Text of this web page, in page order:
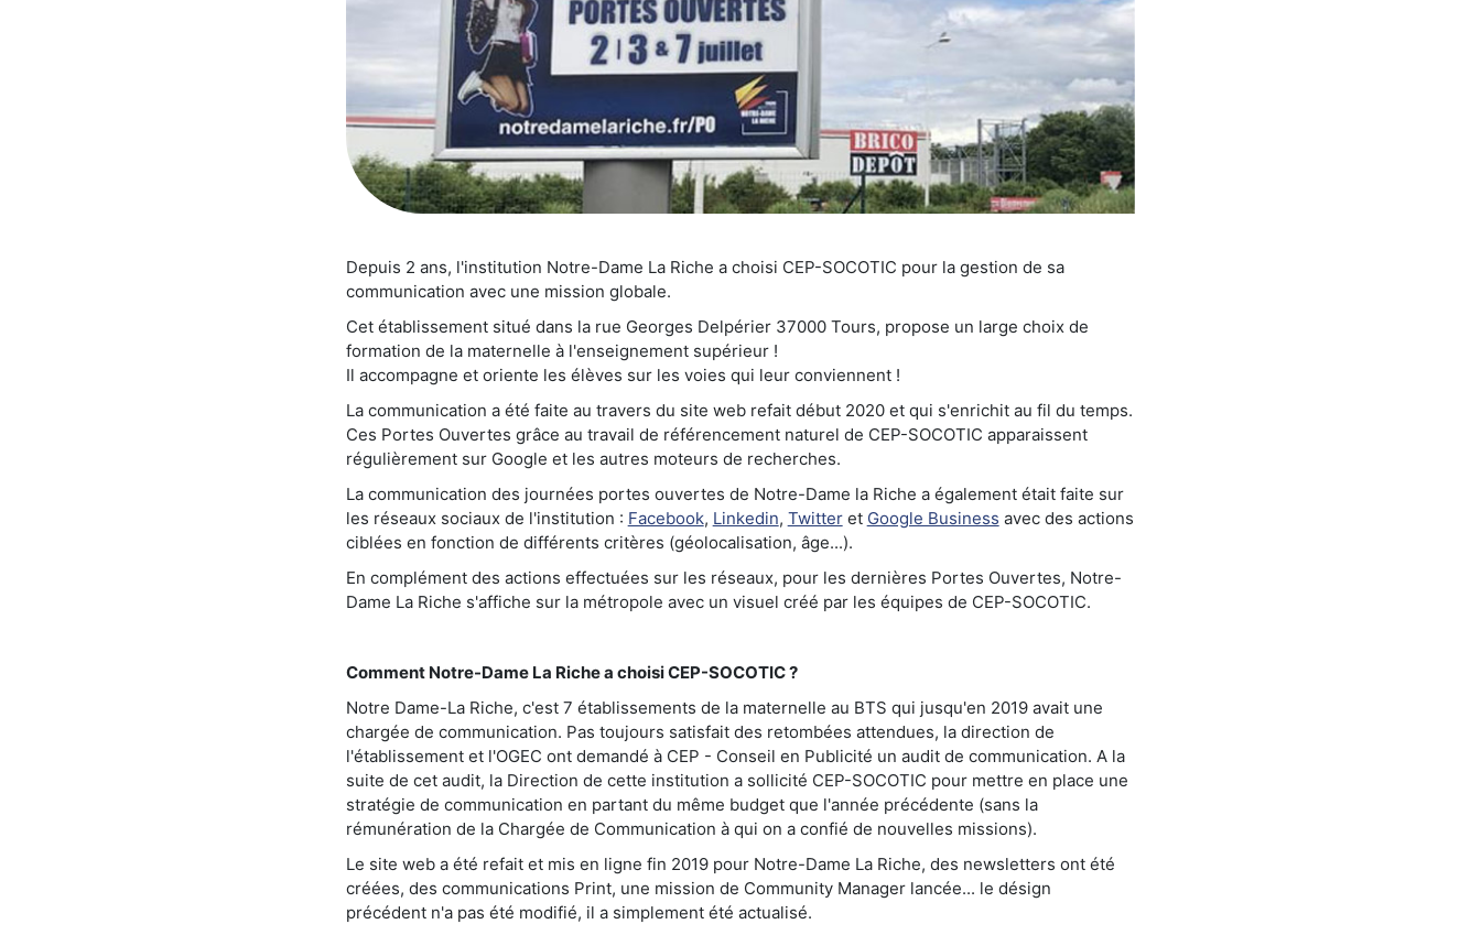
Depuis 2 ans, l'institution Notre-Dame La Riche a choisi CEP-SOCOTIC pour la gestion de sa
communication avec une mission globale.
Cet établissement situé dans la rue Georges Delpérier 37000 Tours, propose un large choix de
formation de la maternelle à l'enseignement supérieur !
Il accompagne et oriente les élèves sur les voies qui leur conviennent !
La communication a été faite au travers du site web refait début 2020 et qui s'enrichit au fil du temps.
Ces Portes Ouvertes grâce au travail de référencement naturel de CEP-SOCOTIC apparaissent
régulièrement sur Google et les autres moteurs de recherches.
La communication des journées portes ouvertes de Notre-Dame la Riche a également était faite sur
les réseaux sociaux de l'institution : Facebook, Linkedin, Twitteret Google Business avec des actions
ciblées en fonction de différents critères (géolocalisation, âge...).
En complément des actions effectuées sur les réseaux, pour les dernières Portes Ouvertes, Notre-
Dame La Riche s'affiche sur la métropole avec un visuel créé par les équipes de CEP-SOCOTIC.
Comment Notre-Dame La Riche a choisi CEP-SOCOTIC ?
Notre Dame-La Riche, c'est 7 établissements de la maternelle au BTS qui jusqu'en 2019 avait une
chargée de communication. Pas toujours satisfait des retombées attendues, la direction de
l'établissement et l'OGEC ont demandé à CEP - Conseil en Publicité un audit de communication. A la
suite de cet audit, la Direction de cette institution a sollicité CEP-SOCOTIC pour mettre en place une
stratégie de communication en partant du même budget que l'année précédente (sans la
rémunération de la Chargée de Communication à qui on a confié de nouvelles missions).
Le site web a été refait et mis en ligne fin 2019 pour Notre-Dame La Riche, des newsletters ont été
créées, des communications Print, une mission de Community Manager lancée... le désign
précédent n'a pas été modifié, il a simplement été actualisé.